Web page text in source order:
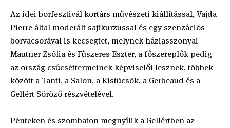
Az idei borfesztivál kortárs művészeti kiállítással, Vajda
Pierre által moderált sajtkurzussal és egy szenzációs
borvacsorával is kecsegtet, melynek háziasszonyai
Mautner Zsófia és Fűszeres Eszter, a főszereplők pedig
az ország csúcséttermeinek képviselői lesznek, többek
között a Tanti, a Salon, a Kistücsök, a Gerbeaud és a
Gellért Söröző részvételével.
Pénteken és szombaton megnyílik a Gellértben az